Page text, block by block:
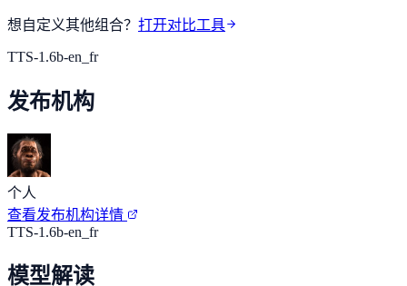
想自定义其他组合？ 打开对比工具
TTS-1.6b-en_fr
发布机构
个人
查看发布机构详情
TTS-1.6b-en_fr
模型解读